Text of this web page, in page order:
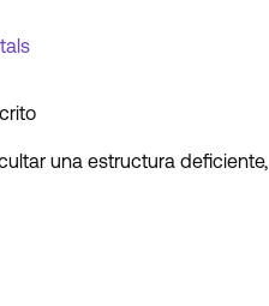
una estructura deficiente,